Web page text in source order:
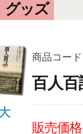
グッズ
商品コード
百人
販売価